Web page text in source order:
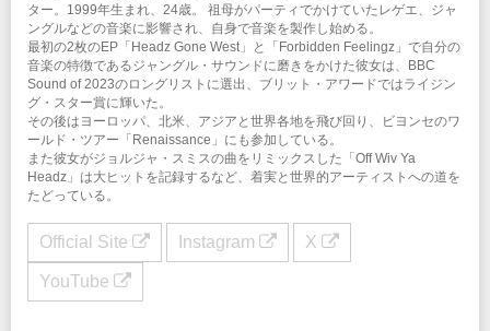
ター。1999年生まれ、24歳。 祖母がパーティでかけていたレゲエ、ジャ
ングルなどの音楽に影響され、自身で音楽を製作し始める。
最初の2枚のEP「Headz Gone West」と「Forbidden Feelingz」で自分の
音楽の特徴であるジャングル・サウンドに磨きをかけた彼女は、BBC
Sound of 2023のロングリストに選出、ブリット・アワードではライジン
グ・スター賞に輝いた。
その後はヨーロッパ、北米、アジアと世界各地を飛び回り、ビヨンセのワ
ールド・ツアー「Renaissance」にも参加している。
また彼女がジョルジャ・スミスの曲をリミックスした「Off Wiv Ya
Headz」は大ヒットを記録するなど、着実と世界的アーティストへの道を
たどっている。
Official Site Instagram X
YouTube